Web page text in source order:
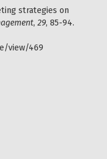
strategies on
, 29, 85-94.
view/469